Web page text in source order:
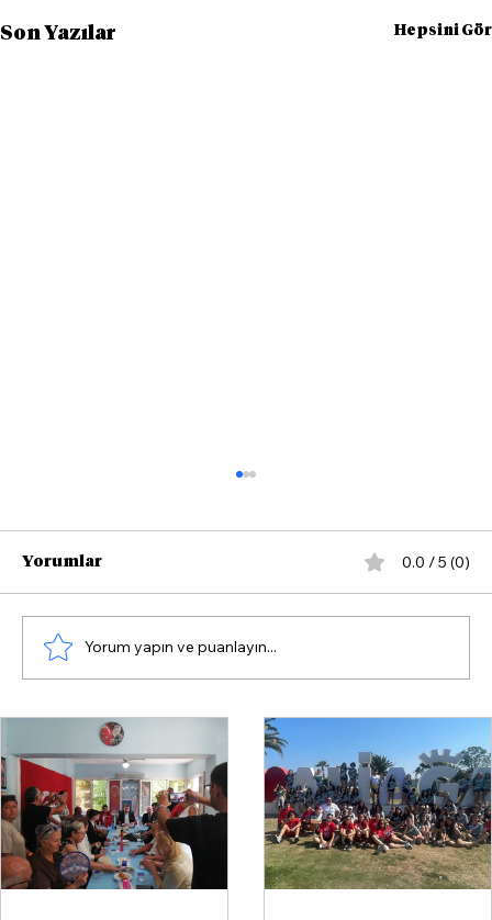
Son Yazılar Hepsini Gör
İzmir Voleybolunda Tarihi Güç
Birliği: Göztepe ile Aliağa KZY Aynı
Hedefte
Yorumlar 0.0 / 5 (0)
Yorum yapın ve puanlayın...